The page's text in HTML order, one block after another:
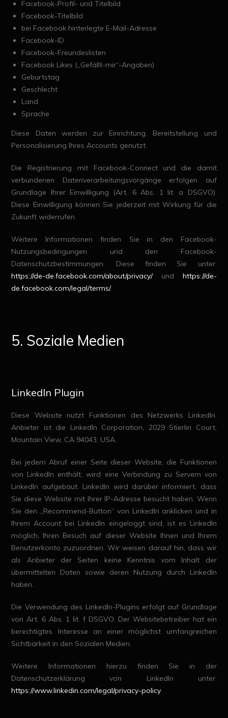
Facebook-Profil- und Titelbild
Facebook-Titelbild
bei Facebook hinterlegte E-Mail-Adresse
Facebook-ID
Facebook-Freundeslisten
Facebook Likes („Gefällt-mir“-Angaben)
Geburtstag
Geschlecht
Land
Sprache
Diese Daten werden zur Einrichtung, Bereitstellung und
Personalisierung Ihres Accounts genutzt.
Die Registrierung mit Facebook-Connect und die damit
verbundenen Datenverarbeitungsvorgänge erfolgen auf
Grundlage Ihrer Einwilligung (Art. 6 Abs. 1 lit. a DSGVO).
Diese Einwilligung können Sie jederzeit mit Wirkung für die
Zukunft widerrufen.
Weitere Informationen finden Sie in den Facebook-
Nutzungsbedingungen und den Facebook-
Datenschutzbestimmungen. Diese finden Sie unter:
https://de-de.facebook.com/about/privacy/und https://de-
de.facebook.com/legal/terms/.
5. Soziale Medien
LinkedIn Plugin
Diese Website nutzt Funktionen des Netzwerks LinkedIn.
Anbieter ist die LinkedIn Corporation, 2029 Stierlin Court,
Mountain View, CA 94043, USA.
Bei jedem Abruf einer Seite dieser Website, die Funktionen
von LinkedIn enthält, wird eine Verbindung zu Servern von
LinkedIn aufgebaut. LinkedIn wird darüber informiert, dass
Sie diese Website mit Ihrer IP-Adresse besucht haben. Wenn
Sie den „Recommend-Button“ von LinkedIn anklicken und in
Ihrem Account bei LinkedIn eingeloggt sind, ist es LinkedIn
möglich, Ihren Besuch auf dieser Website Ihnen und Ihrem
Benutzerkonto zuzuordnen. Wir weisen darauf hin, dass wir
als Anbieter der Seiten keine Kenntnis vom Inhalt der
übermittelten Daten sowie deren Nutzung durch LinkedIn
haben.
Die Verwendung des LinkedIn-Plugins erfolgt auf Grundlage
von Art. 6 Abs. 1 lit. f DSGVO. Der Websitebetreiber hat ein
berechtigtes Interesse an einer möglichst umfangreichen
Sichtbarkeit in den Sozialen Medien.
Weitere Informationen hierzu finden Sie in der
Datenschutzerklärung von LinkedIn unter:
https://www.linkedin.com/legal/privacy-policy.